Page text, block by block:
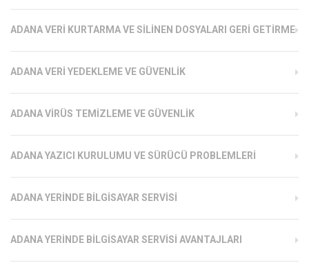
ADANA VERI KURTARMA VE SILINEN DOSYALARI GERI GETIRME
ADANA VERI YEDEKLEME VE GÜVENLIK
ADANA VIRÜS TEMIZLEME VE GÜVENLIK
ADANA YAZICI KURULUMU VE SÜRÜCÜ PROBLEMLERI
ADANA YERINDE BILGISAYAR SERVISI
ADANA YERINDE BILGISAYAR SERVISI AVANTAJLARI